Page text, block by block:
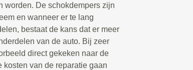
worden. De schokdempers zijn
en wanneer er te lang
bestaat de kans dat er meer
van de auto. Bij zeer
direct gekeken naar de
van de reparatie gaan